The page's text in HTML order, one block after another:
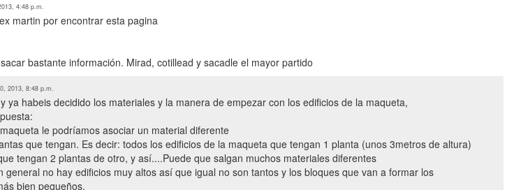
4:48 p.m.
martin por encontrar esta pagina
bastante información. Mirad, cotillead y sacadle el mayor partido
2013, 8:48 p.m.
ya habeis decidido los materiales y la manera de empezar con los edificios de la maqueta,
le podríamos asociar un material diferente
que tengan. Es decir: todos los edificios de la maqueta que tengan 1 planta (unos 3metros de altura)
tengan 2 plantas de otro, y así....Puede que salgan muchos materiales diferentes
general no hay edificios muy altos así que igual no son tantos y los bloques que van a formar los
bien pequeños.